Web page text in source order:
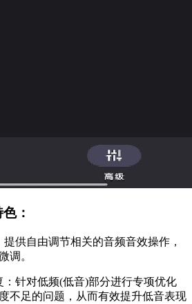
：
自由调节相关的音频音效操作，
调。
针对低频(低音)部分进行专项优化
不足的问题，从而有效提升低音表现